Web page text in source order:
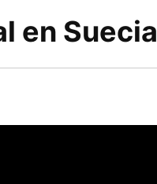
en Suecia